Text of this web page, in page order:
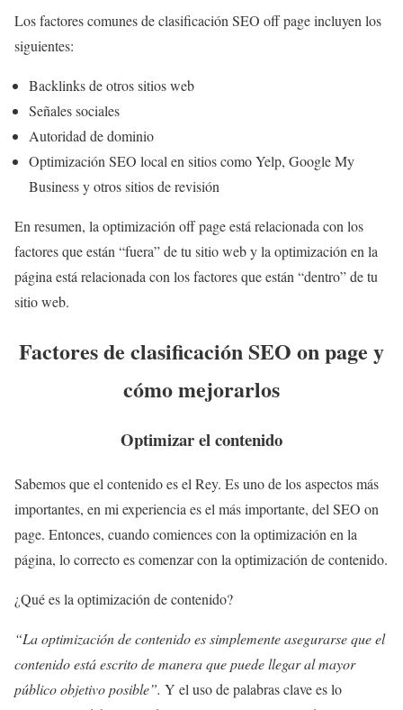
Los factores comunes de clasificación SEO off page incluyen los
siguientes:
Backlinks de otros sitios web
Señales sociales
Autoridad de dominio
Optimización SEO local en sitios como Yelp, Google My
Business y otros sitios de revisión
En resumen, la optimización off page está relacionada con los
factores que están “fuera” de tu sitio web y la optimización en la
página está relacionada con los factores que están “dentro” de tu
sitio web.
Factores de clasificación SEO on page y
cómo mejorarlos
Optimizar el contenido
Sabemos que el contenido es el Rey. Es uno de los aspectos más
importantes, en mi experiencia es el más importante, del SEO on
page. Entonces, cuando comiences con la optimización en la
página, lo correcto es comenzar con la optimización de contenido.
¿Qué es la optimización de contenido?
“La optimización de contenido es simplemente asegurarse que el
contenido está escrito de manera que puede llegar al mayor
público objetivo posible”. Y el uso de palabras clave es lo